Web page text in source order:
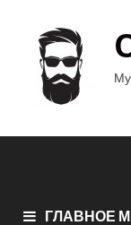
ГЛАВНОЕ